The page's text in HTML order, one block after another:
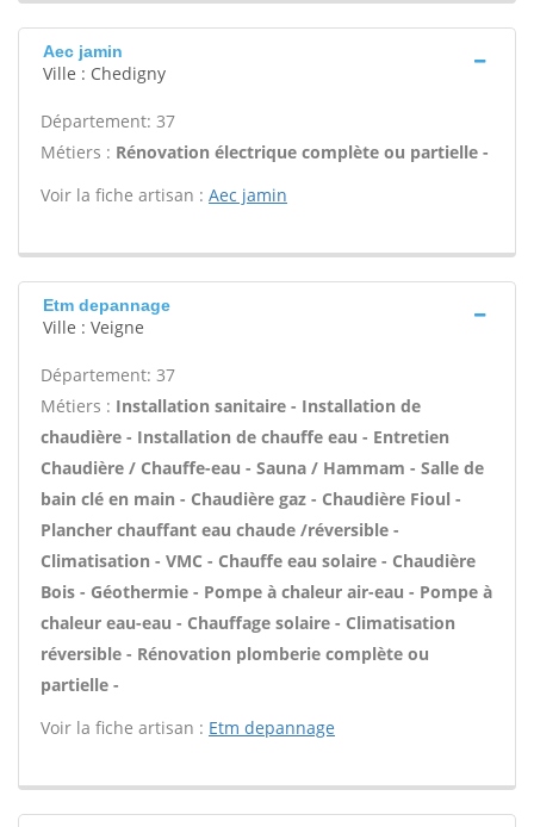
Aec jamin
Ville : Chedigny
Département: 37
Métiers : Rénovation électrique complète ou partielle -
Voir la fiche artisan : Aec jamin
Etm depannage
Ville : Veigne
Département: 37
Métiers : Installation sanitaire - Installation de
chaudière - Installation de chauffe eau - Entretien
Chaudière / Chauffe-eau - Sauna / Hammam - Salle de
bain clé en main - Chaudière gaz - Chaudière Fioul -
Plancher chauffant eau chaude /réversible -
Climatisation - VMC - Chauffe eau solaire - Chaudière
Bois - Géothermie - Pompe à chaleur air-eau - Pompe à
chaleur eau-eau - Chauffage solaire - Climatisation
réversible - Rénovation plomberie complète ou
partielle -
Voir la fiche artisan : Etm depannage